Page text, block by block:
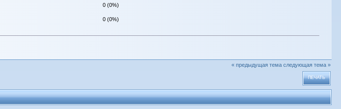
0 (0%)
0 (0%)
« предыдущая тема следующая тема »
ПЕЧАТЬ